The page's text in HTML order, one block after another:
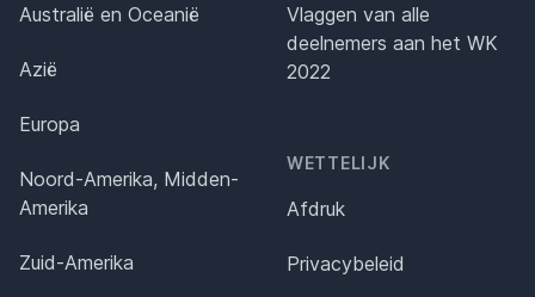
Australië en Oceanië
Azië
Europa
Noord-Amerika, Midden-
Amerika
Zuid-Amerika
Vlaggen van alle
deelnemers aan het WK
2022
WETTELIJK
Afdruk
Privacybeleid